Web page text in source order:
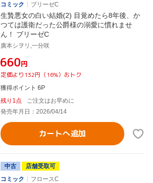
コミック
ブリーゼC
生贄悪女の白い結婚(2) 目覚めたら8年後、か
つては護衛だった公爵様の溺愛に慣れませ
ん！ ブリーゼC
廣本シヲリ,一分咲
¥660円
定価より132円（16%）おトク
獲得ポイント 6P
残り1点
ご注文はお早めに
発売年月日：2026/04/14
カートへ追加
中古
店舗受取可
コミック
フロースC